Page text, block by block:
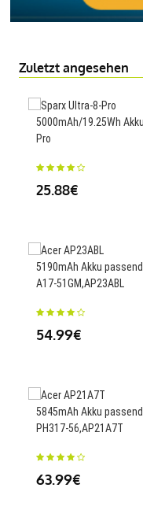
Zuletzt angesehen
5000mAh/19.25Wh
Pro
25.88€
5190mAh Akku
A17-51GM,AP23ABL
54.99€
5845mAh Akku
PH317-56,AP21A7T
63.99€